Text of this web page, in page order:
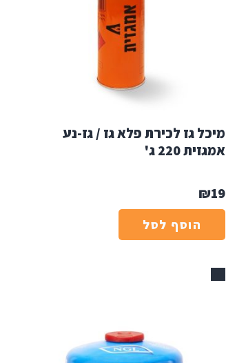
₪19
מיכל גז לכירת פלא גז / גז-נע
אמגזית 220 ג'
הוסף לסל